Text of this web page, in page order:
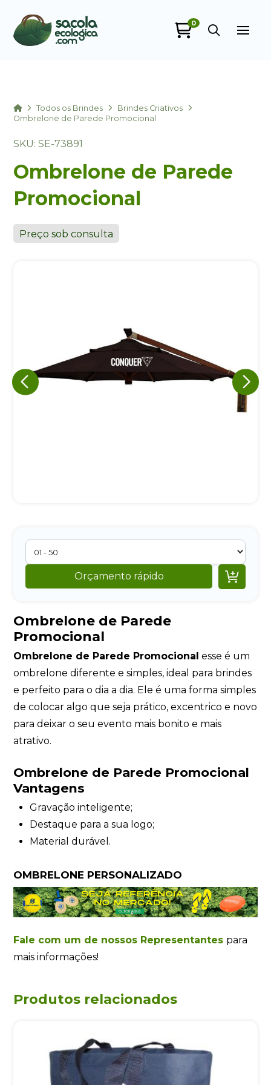
0
HomeTodos os Brindes
Brindes Criativos
Ombrelone de Parede Promocional
SKU: SE-73891
Ombrelone de Parede
Promocional
Preço sob consulta
Orçamento rápido 
Ombrelone de Parede
Promocional
Ombrelone de Parede Promocional esse é um
ombrelone diferente e simples, ideal para brindes
e perfeito para o dia a dia. Ele é uma forma simples
de colocar algo que seja prático, excentrico e novo
para deixar o seu evento mais bonito e mais
atrativo.
Ombrelone de Parede Promocional
Vantagens
Gravação inteligente;
Destaque para a sua logo;
Material durável.
OMBRELONE PERSONALIZADO
Fale com um de nossos Representantes para
mais informações!
Produtos relacionados
A nossa empresa está comprometida a proteger e respeitar
sua privacidade, utilizaremos seus dados apenas para fins
de marketing. Você pode alterar suas preferências a
qualquer momento.